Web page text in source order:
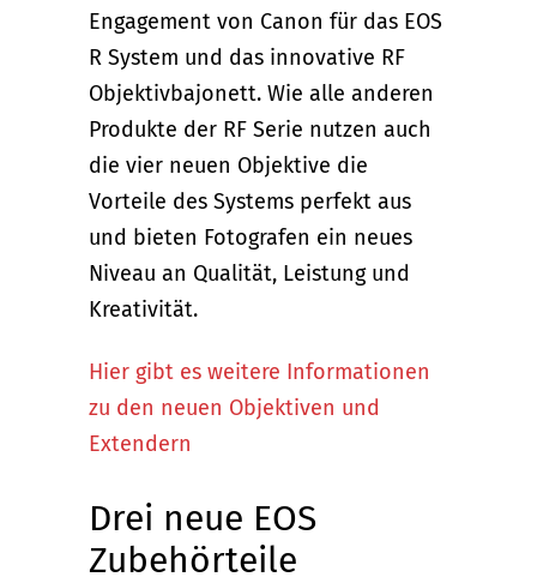
Engagement von Canon für das EOS
R System und das innovative RF
Objektivbajonett. Wie alle anderen
Produkte der RF Serie nutzen auch
die vier neuen Objektive die
Vorteile des Systems perfekt aus
und bieten Fotografen ein neues
Niveau an Qualität, Leistung und
Kreativität.
Hier gibt es weitere Informationen
zu den neuen Objektiven und
Extendern
Drei neue EOS
Zubehörteile